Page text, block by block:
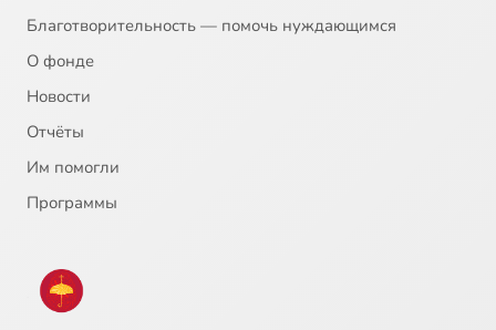
Благотворительность — помочь нуждающимся
О фонде
Новости
Отчёты
Им помогли
Программы